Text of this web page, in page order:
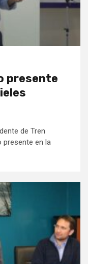
presente
de Tren
presente en la